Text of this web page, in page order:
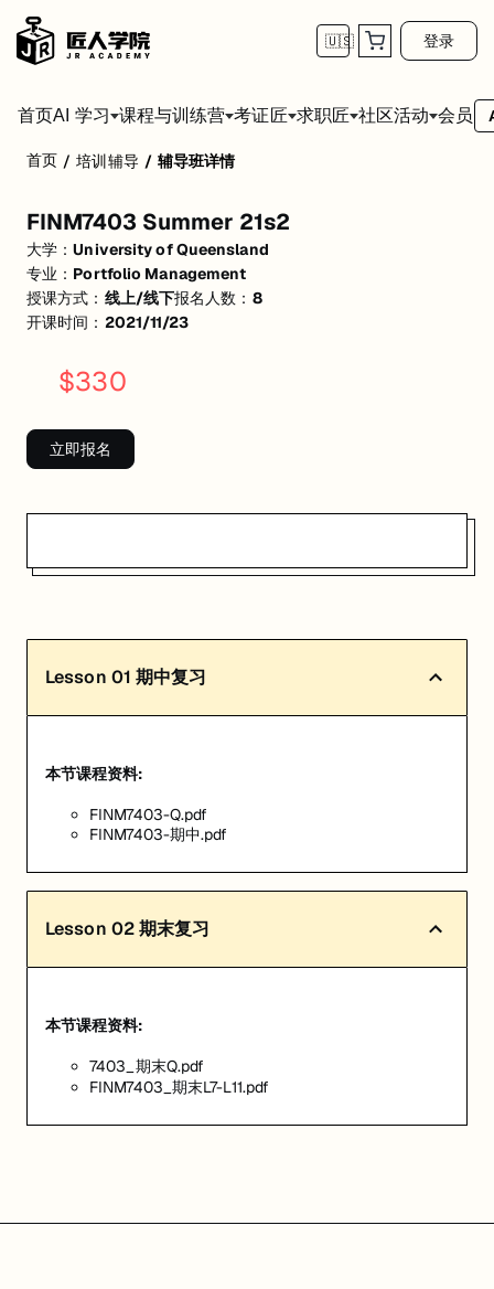
🇺🇸 登录
首页AI 学习 课程与训练营 考证匠 求职匠 社区活动 会员
活动形式: 线上/线下
开始日期: 2021/11/23
已有 8 名同学报名参加
关联课程:Portfolio Management
匠人学院提供高质量的IT培训课程和Workshop，帮助学员掌握实用技能
首页 / 培训辅导 / 辅导班详情
FINM7403 Summer 21s2
大学：University of Queensland
专业： Portfolio Management
授课方式： 线上/线下报名人数： 8
开课时间： 2021/11/23
$330
立即报名
Lesson 01 期中复习
本节课程资料:
FINM7403-Q.pdf
FINM7403-期中.pdf
Lesson 02期末复习
本节课程资料:
7403_期末Q.pdf
FINM7403_期末L7-L11.pdf